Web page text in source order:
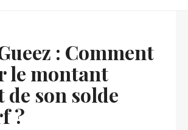
: Comment
le montant
son solde
?